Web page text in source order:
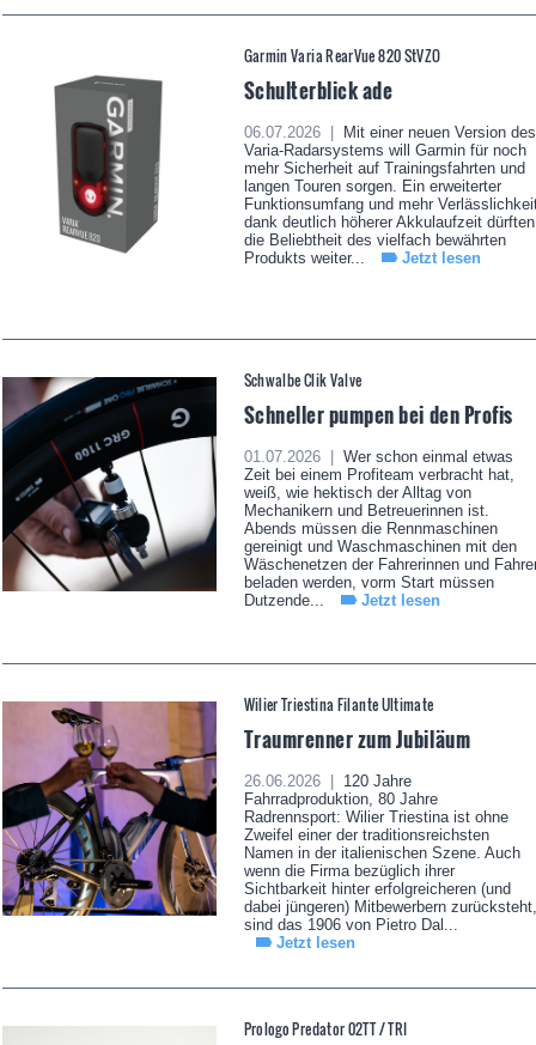
Garmin Varia RearVue 820 StVZO
Schulterblick ade
06.07.2026 |
Mit einer neuen Version des
Varia-Radarsystems will Garmin für noch
mehr Sicherheit auf Trainingsfahrten und
langen Touren sorgen. Ein erweiterter
Funktionsumfang und mehr
dank deutlich höherer Akkulaufzeit dürften
die Beliebtheit des vielfach bewährten
Produkts weiter...
Jetzt lesen
Schwalbe Clik Valve
Schneller pumpen bei den Profis
01.07.2026 |
Wer schon einmal etwas
Zeit bei einem Profiteam verbracht hat,
weiß, wie hektisch der Alltag von
Mechanikern und Betreuerinnen ist.
Abends müssen die Rennmaschinen
gereinigt und Waschmaschinen mit den
Wäschenetzen der Fahrerinnen und
beladen werden, vorm Start müssen
Dutzende...
Jetzt lesen
Wilier Triestina Filante Ultimate
Traumrenner zum Jubiläum
26.06.2026 |
120 Jahre
Fahrradproduktion, 80 Jahre
Radrennsport: Wilier Triestina ist ohne
Zweifel einer der traditionsreichsten
Namen in der italienischen Szene. Auch
wenn die Firma bezüglich ihrer
Sichtbarkeit hinter erfolgreicheren (und
dabei jüngeren) Mitbewerbern zurücksteht,
sind das 1906 von Pietro Dal...
Jetzt lesen
Prologo Predator 02TT / TRI